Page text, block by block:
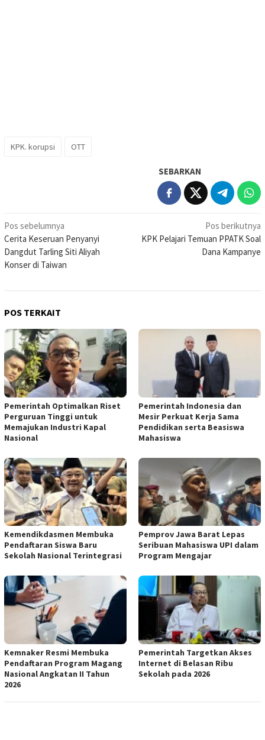
KPK. korupsi OTT
SEBARKAN
Navigasi
pos
Pos sebelumnya
Cerita Keseruan Penyanyi
Dangdut Tarling Siti Aliyah
Konser di Taiwan
Pos berikutnya
KPK Pelajari Temuan PPATK Soal
Dana Kampanye
POS TERKAIT
Pemerintah Optimalkan Riset
Perguruan Tinggi untuk
Memajukan Industri Kapal
Nasional
Pemerintah Indonesia dan
Mesir Perkuat Kerja Sama
Pendidikan serta Beasiswa
Mahasiswa
Kemendikdasmen Membuka
Pendaftaran Siswa Baru
Sekolah Nasional Terintegrasi
Pemprov Jawa Barat Lepas
Seribuan Mahasiswa UPI dalam
Program Mengajar
Kemnaker Resmi Membuka
Pendaftaran Program Magang
Nasional Angkatan II Tahun
2026
Pemerintah Targetkan Akses
Internet di Belasan Ribu
Sekolah pada 2026